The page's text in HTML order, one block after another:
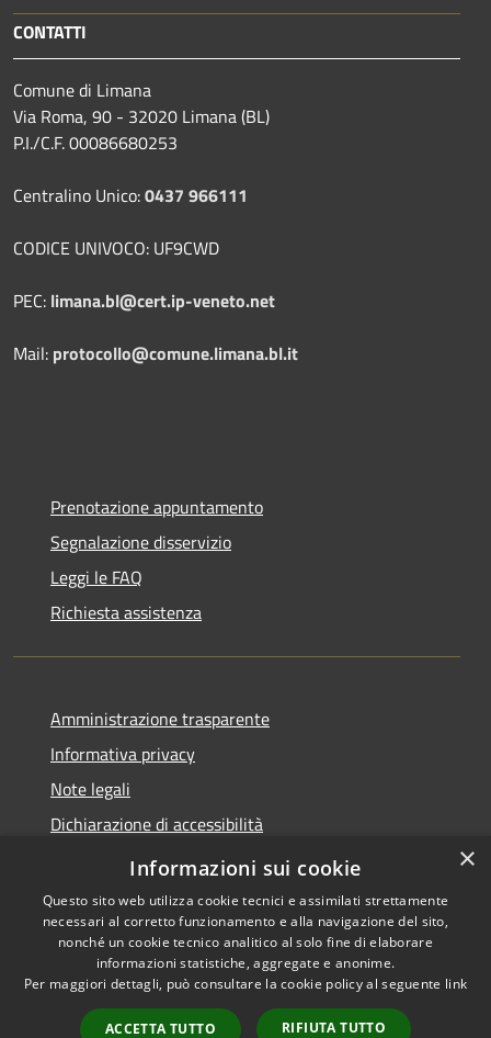
CONTATTI
Comune di Limana
Via Roma, 90 - 32020 Limana (BL)
P.I./C.F. 00086680253
Centralino Unico:0437 966111
CODICE UNIVOCO: UF9CWD
PEC: limana.bl@cert.ip-veneto.net
Mail: protocollo@comune.limana.bl.it
Prenotazione appuntamento
Segnalazione disservizio
Leggi le FAQ
Richiesta assistenza
Amministrazione trasparente
Informativa privacy
Note legali
Dichiarazione di accessibilità
Moduli Privacy Amministrazione trasparente
Accessibilità
Copyright © 2026 • Comune di
Limana • Powered by
Municipium•
Accesso
×
Informazioni sui cookie
Questo sito web utilizza cookie tecnici e assimilati strettamente
necessari al corretto funzionamento e alla navigazione del sito,
nonché un cookie tecnico analitico al solo fine di elaborare
informazioni statistiche, aggregate e anonime.
Per maggiori dettagli, può consultare la cookie policy al seguente link
ACCETTA TUTTO RIFIUTA TUTTO